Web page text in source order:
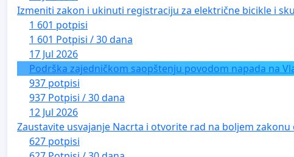
Izmeniti zakon i ukinuti registraciju za električne bicikle i
1 601 potpisi
1 601 Potpisi / 30 dana
17 Jul 2026
Podrška zajedničkom saopštenju povodom napada na
937 potpisi
937 Potpisi / 30 dana
12 Jul 2026
Zaustavite usvajanje Nacrta i otvorite rad na boljem
627 potpisi